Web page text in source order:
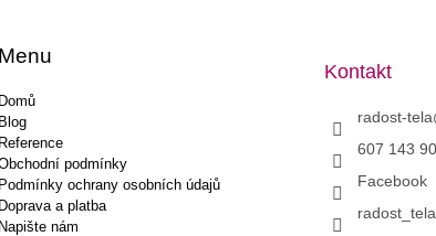
Menu
Domů
Blog
Reference
podmínky
Podmínky ochrany osobních údajů
Doprava a platba
Napište nám
Kontakt
radost-tela
607 143
Facebook